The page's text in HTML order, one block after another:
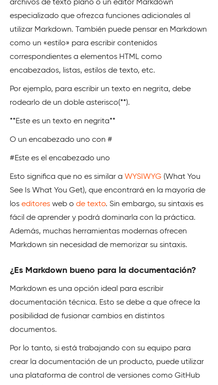
archivos de texto plano o un editor Markdown
especializado que ofrezca funciones adicionales al
utilizar Markdown. También puede pensar en Markdown
como un «estilo» para escribir contenidos
correspondientes a elementos HTML como
encabezados, listas, estilos de texto, etc.
Por ejemplo, para escribir un texto en negrita, debe
rodearlo de un doble asterisco(**).
**Este es un texto en negrita**
O un encabezado uno con #
#Este es el encabezado uno
Esto significa que no es similar a WYSIWYG (What You
See Is What You Get), que encontrará en la mayoría de
los editores web o de texto. Sin embargo, su sintaxis es
fácil de aprender y podrá dominarla con la práctica.
Además, muchas herramientas modernas ofrecen
Markdown sin necesidad de memorizar su sintaxis.
¿Es Markdown bueno para la documentación?
Markdown es una opción ideal para escribir
documentación técnica. Esto se debe a que ofrece la
posibilidad de fusionar cambios en distintos
documentos.
Por lo tanto, si está trabajando con su equipo para
crear la documentación de un producto, puede utilizar
una plataforma de control de versiones como GitHub